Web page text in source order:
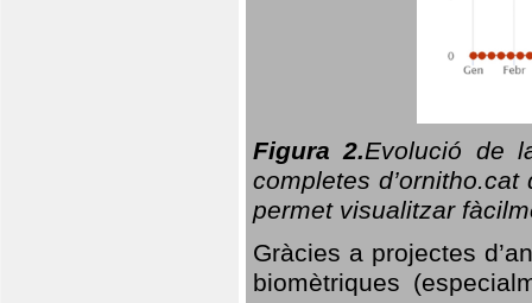
Figura 2.Evolució de
completes
permet visualitzar
Gràcies a projectes
biomètriques